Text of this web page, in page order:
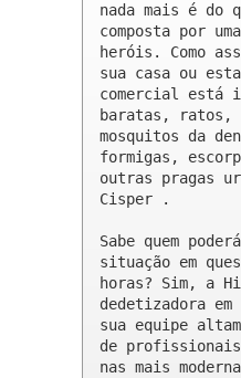
nada mais é do
composta por
heróis. Como
sua casa ou
comercial está
baratas, ratos,
mosquitos da
formigas,
outras pragas
Cisper .
Sabe quem
situação em
horas? Sim, a
dedetizadora
sua equipe
de
nas mais